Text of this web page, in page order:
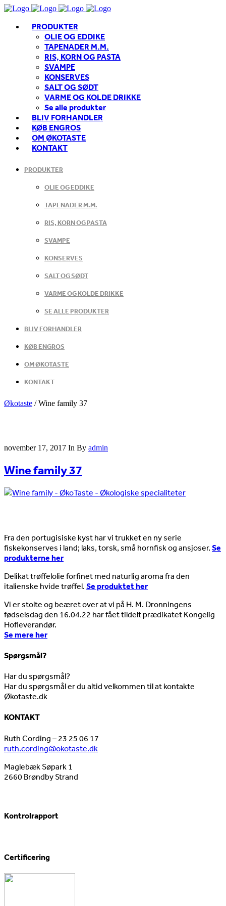
PRODUKTER
OLIE OG EDDIKE
TAPENADER M.M.
RIS, KORN OG PASTA
SVAMPE
KONSERVES
SALT OG SØDT
VARME OG KOLDE DRIKKE
Se alle produkter
BLIV FORHANDLER
KØB ENGROS
OM ØKOTASTE
KONTAKT
PRODUKTER
OLIE OG EDDIKE
TAPENADER M.M.
RIS, KORN OG PASTA
SVAMPE
KONSERVES
SALT OG SØDT
VARME OG KOLDE DRIKKE
SE ALLE PRODUKTER
BLIV FORHANDLER
KØB ENGROS
OM ØKOTASTE
KONTAKT
Økotaste /Wine family 37
november 17, 2017 In By admin
Wine family 37
Fra den portugisiske kyst har vi trukket en ny serie
fiskekonserves i land; laks, torsk, små hornfisk og ansjoser. Se
produkterne her
Delikat trøffelolie forfinet med naturlig aroma fra den
italienske hvide trøffel. Se produktet her
Vi er stolte og beæret over at vi på H. M. Dronningens
fødselsdag den 16.04.22 har fået tildelt prædikatet Kongelig
Hofleverandør.
Se mere her
Spørgsmål?
Har du spørgsmål?
Har du spørgsmål er du altid velkommen til at kontakte
Økotaste.dk
KONTAKT
Ruth Cording – 23 25 06 17
ruth.cording@okotaste.dk
Maglebæk Søpark 1
2660 Brøndby Strand
Kontrolrapport
Certificering